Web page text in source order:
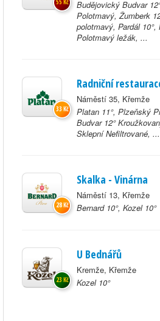
Budějovický Budvar
Polotmavý, Žumberk
polotmavý, Pardál
Polotmavý ležák, ...
55 Kč
Radniční
Náměstí 35, Křemže
Platan 11°, Plzeňský
Budvar 12°
Sklepní Nefiltrované, ...
33 Kč
Skalka - Vinárna
Náměstí 13, Křemže
Bernard 10°, Kozel 10°
28 Kč
U Bednářů
Kremže, Křemže
Kozel 10°
23 Kč